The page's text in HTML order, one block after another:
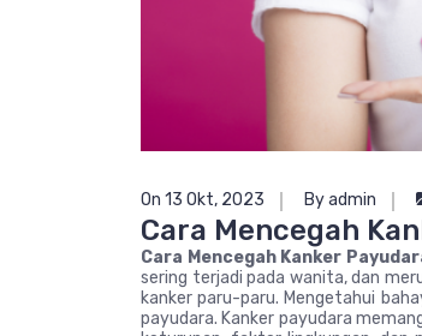
On 13 Okt, 2023 By admin
Cara Mencegah
Cara Mencegah Kanker
sering terjadi pada wanita, dan
kanker paru-paru. Mengetahui
payudara. Kanker payudara